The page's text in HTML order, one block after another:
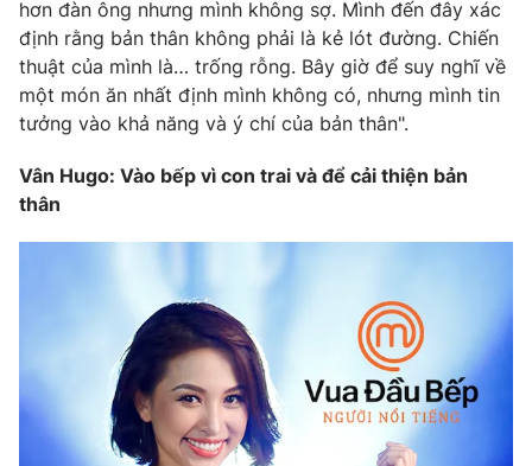
hơn đàn ông nhưng mình không sợ. Mình đến đây xác
định rằng bản thân không phải là kẻ lót đường. Chiến
thuật của mình là… trống rỗng. Bây giờ để suy nghĩ về
một món ăn nhất định mình không có, nhưng mình tin
tưởng vào khả năng và ý chí của bản thân".
Vân Hugo: Vào bếp vì con trai và để cải thiện bản
thân